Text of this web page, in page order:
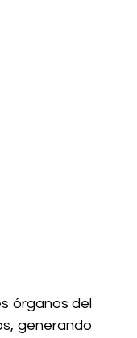
órganos del
generando